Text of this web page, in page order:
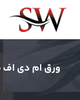
ورق ام دی